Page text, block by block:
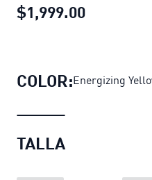
$1,999.00
COLOR:Energizing
TALLA